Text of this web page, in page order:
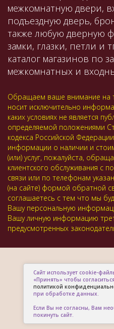
межкомнатную двери,
подъездную дверь,
также любую дверную
замки, глазки, петли и
каталог магазинов по
межкомнатных и
Обращаем ваше внимание на
носит исключительно
каких условиях не является
определяемой положениями
кодекса Российской
информации о наличии и
(или) услуг, пожалуйста,
клиентского обслуживания
связи или по телефонам
(на сайте) формой обратной
соглашаетесь с тем что мы
Вашу персональную
Вашу личную информацию
предусмотренных
Сайт использует cookie-
«Принять» чтобы
политикой
при обработке данных.
Если Вы не согласны, Вам
покинуть сайт.